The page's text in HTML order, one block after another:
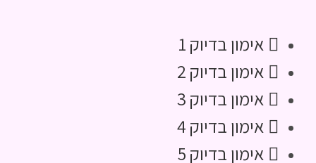
אימון בדיוק 1
אימון בדיוק 2
אימון בדיוק 3
אימון בדיוק 4
אימון בדיוק 5